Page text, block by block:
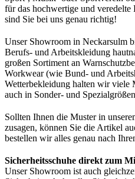
für das hochwertige und
sind Sie bei uns genau richtig!
Unser Showroom in Neckarsulm
Berufs- und Arbeitskleidung
großen Sortiment an
Workwear (wie Bund- und
Wetterbekleidung halten wir viele
auch in Sonder- und
Sollten Ihnen die Muster in
zusagen, können Sie die Artikel
bestellen wir alles genau nach
Sicherheitsschuhe direkt zum
Unser Showroom ist auch